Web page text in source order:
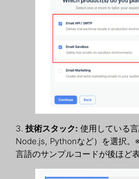
3. 技術スタック: 使用している
Node.js, Pythonなど）を選択。
言語のサンプルコードが後ほど